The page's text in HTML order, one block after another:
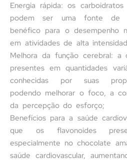
Energia rápida: os
podem ser uma fonte de
benéfico para o desempenho
em atividades de alta
Melhora da função cerebral: a
presentes em quantidades
conhecidas por suas
podendo melhorar o foco, a
da percepção do esforço;
Benefícios para a saúde
que os flavonoides
especialmente no chocolate
saúde cardiovascular,